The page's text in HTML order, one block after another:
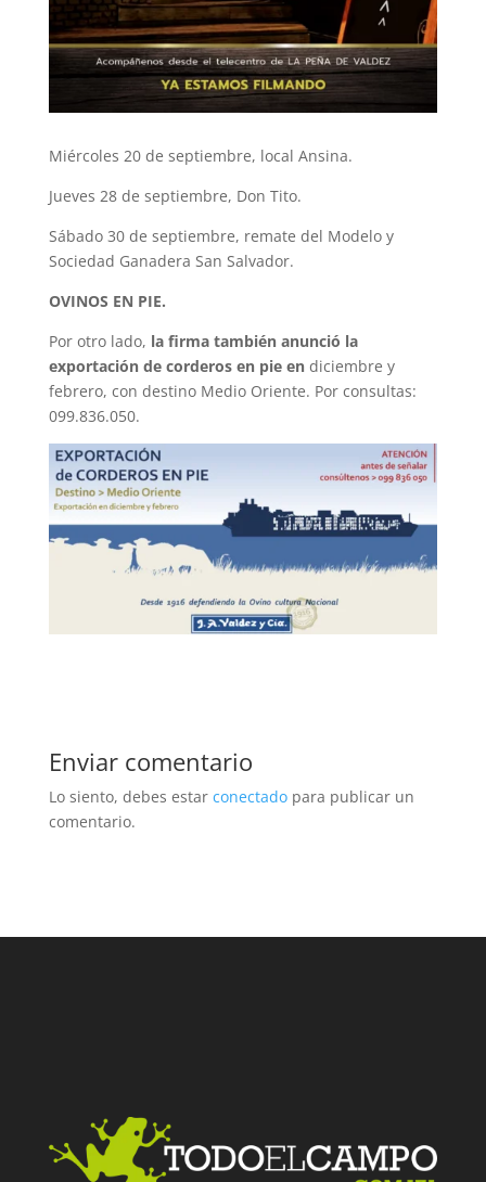
Miércoles 20 de septiembre, local Ansina.
Jueves 28 de septiembre, Don Tito.
Sábado 30 de septiembre, remate del Modelo y
Sociedad Ganadera San Salvador.
OVINOS EN PIE.
Por otro lado, la firma también anunció la
exportación de corderos en pie endiciembre y
febrero, con destino Medio Oriente. Por consultas:
099.836.050.
Enviar comentario
Lo siento, debes estar conectadopara publicar un
comentario.
Facebook